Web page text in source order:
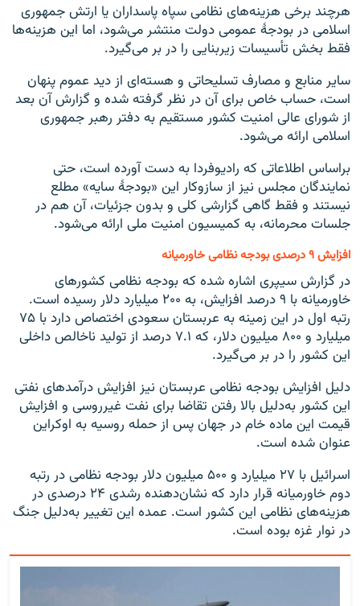
هرچند برخی هزینه‌های نظامی سپاه پاسداران یا ارتش جمهوری
اسلامی در بودجۀ عمومی دولت منتشر می‌شود، اما این هزینه‌ها
فقط بخش تأسیسات زیربنایی را در بر می‌گیرد.
سایر منابع و مصارف تسلیحاتی و هسته‌ای از دید عموم پنهان
است، حساب خاص برای آن در نظر گرفته شده و گزارش آن بعد
از شورای عالی امنیت کشور مستقیم به دفتر رهبر جمهوری
اسلامی ارائه می‌شود.
براساس اطلاعاتی که رادیوفردا به دست آورده است، حتی
نمایندگان مجلس نیز از سازوکار این «بودجۀ سایه» مطلع
نیستند و فقط گاهی گزارشی کلی و بدون جزئیات، آن هم در
جلسات محرمانه، به کمیسیون امنیت ملی ارائه می‌شود.
افزایش ۹ درصدی بودجه نظامی خاورمیانه
در گزارش سیپری اشاره شده که بودجه نظامی کشورهای
خاورمیانه با ۹ درصد افزایش، به ۲۰۰ میلیارد دلار رسیده است.
رتبه اول در این زمینه به عربستان سعودی اختصاص دارد با ۷۵
میلیارد و ۸۰۰ میلیون دلار، که ۷.۱ درصد از تولید ناخالص داخلی
این کشور را در بر می‌گیرد.
دلیل افزایش بودجه نظامی عربستان نیز افزایش درآمدهای نفتی
این کشور به‌دلیل بالا رفتن تقاضا برای نفت غیرروسی و افزایش
قیمت این ماده خام در جهان پس از حمله روسیه به اوکراین
عنوان شده است.
اسرائیل با ۲۷ میلیارد و ۵۰۰ میلیون دلار بودجه نظامی در رتبه
دوم خاورمیانه قرار دارد که نشان‌دهنده رشدی ۲۴ درصدی در
هزینه‌های نظامی این کشور است. عمده این تغییر به‌دلیل جنگ
در نوار غزه بوده است.